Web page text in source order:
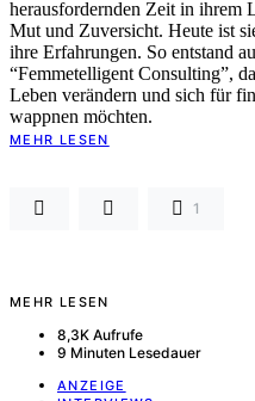
herausfordernden Zeit in ihrem
Mut und Zuversicht. Heute ist
ihre Erfahrungen. So entstand
“Femmetelligent Consulting”,
Leben verändern und sich für
wappnen möchten.
MEHR LESEN
1
MEHR LESEN
8,3K Aufrufe
9 Minuten Lesedauer
ANZEIGE